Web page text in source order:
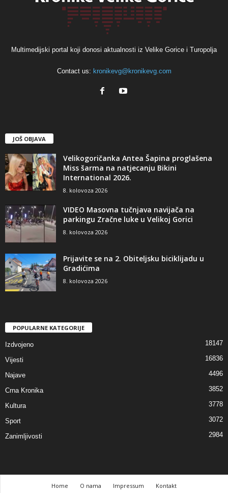
Multimedijski portal koji donosi aktualnosti iz Velike Gorice i Turopolja
Contact us: kronikevg@kronikevg.com
JOŠ OBJAVA
Velikogoričanka Antea Šapina proglašena
Miss šarma na natjecanju Bikini
International 2026.
8. kolovoza 2026
VIDEO Masovna tučnjava navijača na
parkingu Zračne luke u Velikoj Gorici
8. kolovoza 2026
Prijavite se na 2. Obiteljsku biciklijadu u
Gradićima
8. kolovoza 2026
POPULARNE KATEGORIJE
Izdvojeno 18147
Vijesti 16836
Najave 4496
Crna Kronika 3852
Kultura 3778
Sport 3072
Zanimljivosti 2984
Home O nama Impressum Kontakt